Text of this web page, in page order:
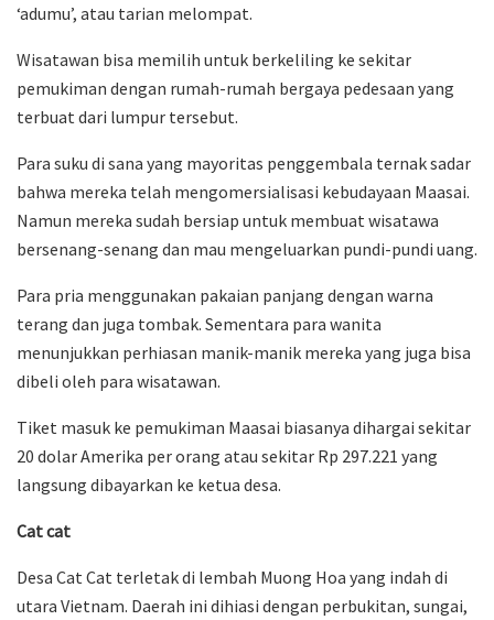
‘adumu’, atau tarian melompat.
Wisatawan bisa memilih untuk berkeliling ke sekitar
pemukiman dengan rumah-rumah bergaya pedesaan yang
terbuat dari lumpur tersebut.
Para suku di sana yang mayoritas penggembala ternak sadar
bahwa mereka telah mengomersialisasi kebudayaan Maasai.
Namun mereka sudah bersiap untuk membuat wisatawa
bersenang-senang dan mau mengeluarkan pundi-pundi uang.
Para pria menggunakan pakaian panjang dengan warna
terang dan juga tombak. Sementara para wanita
menunjukkan perhiasan manik-manik mereka yang juga bisa
dibeli oleh para wisatawan.
Tiket masuk ke pemukiman Maasai biasanya dihargai sekitar
20 dolar Amerika per orang atau sekitar Rp 297.221 yang
langsung dibayarkan ke ketua desa.
Cat cat
Desa Cat Cat terletak di lembah Muong Hoa yang indah di
utara Vietnam. Daerah ini dihiasi dengan perbukitan, sungai,